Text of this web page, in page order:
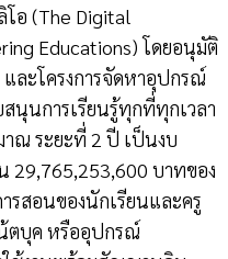
อ (The Digital
Educations) โดยอนุมัติ
ละโครงการจัดหาอุปกรณ์
นุนการเรียนรู้ทุกที่ทุกเวลา
าณ ระยะที่ 2 ปี เป็นงบ
บาทของ
รสอนของนักเรียนและครู
ตบุค หรืออุปกรณ์